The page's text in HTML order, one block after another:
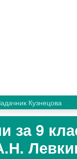
Кузнецова
за 9